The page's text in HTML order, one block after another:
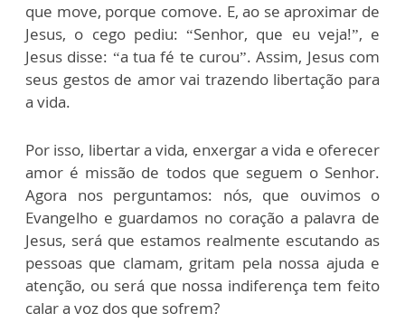
que move, porque comove. E, ao se aproximar de
Jesus, o cego pediu: “Senhor, que eu veja!”, e
Jesus disse: “a tua fé te curou”. Assim, Jesus com
seus gestos de amor vai trazendo libertação para
a vida.
Por isso, libertar a vida, enxergar a vida e oferecer
amor é missão de todos que seguem o Senhor.
Agora nos perguntamos: nós, que ouvimos o
Evangelho e guardamos no coração a palavra de
Jesus, será que estamos realmente escutando as
pessoas que clamam, gritam pela nossa ajuda e
atenção, ou será que nossa indiferença tem feito
calar a voz dos que sofrem?